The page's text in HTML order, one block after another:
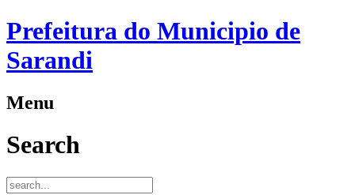
Prefeitura do Municipio de
Sarandi
Menu
Search